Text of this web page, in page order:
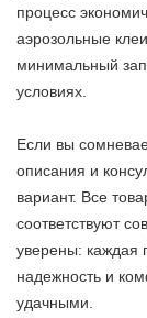
процесс
аэрозольные
минимальный
условиях.
Если вы
описания и
вариант. Все
соответствуют
уверены: каждая
надежность и
удачными.